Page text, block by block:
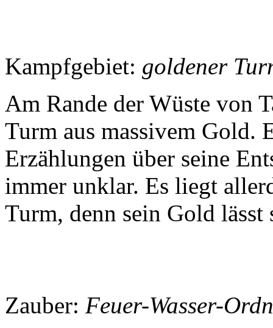
Kampfgebiet: goldener
Am Rande der Wüste von
Turm aus massivem Gold.
Erzählungen über seine
immer unklar. Es liegt
Turm, denn sein Gold lässt
Zauber: Feuer-Wasser-